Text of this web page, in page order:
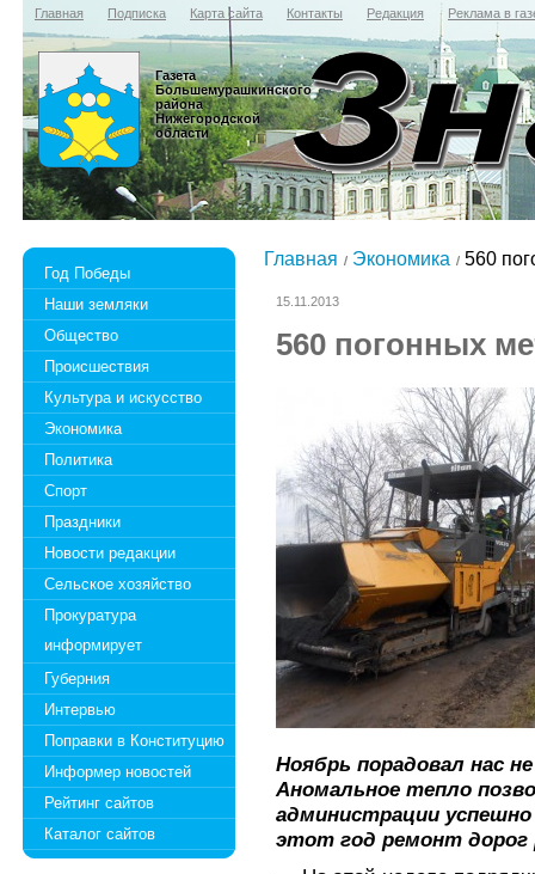
Главная Подписка Карта сайта Контакты Редакция Реклама в
Газета
Большемурашкинского
района
Нижегородской
области
Год Победы
Наши земляки
Общество
Происшествия
Культура и искусство
Экономика
Политика
Спорт
Праздники
Новости редакции
Сельское хозяйство
Прокуратура
информирует
Губерния
Интервью
Поправки в Конституцию
Информер новостей
Рейтинг сайтов
Каталог сайтов
Главная Экономика 560
15.11.2013
560 погонных
Ноябрь порадовал нас
Аномальное тепло
администрации
этот год ремонт дорог